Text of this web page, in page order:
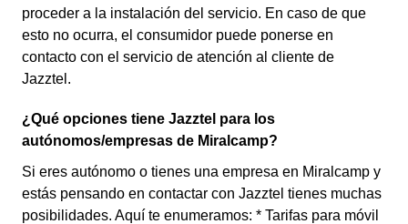
proceder a la instalación del servicio. En caso de que
esto no ocurra, el consumidor puede ponerse en
contacto con el servicio de atención al cliente de
Jazztel.
¿Qué opciones tiene Jazztel para los
autónomos/empresas de Miralcamp?
Si eres autónomo o tienes una empresa en Miralcamp y
estás pensando en contactar con Jazztel tienes muchas
posibilidades. Aquí te enumeramos: * Tarifas para móvil